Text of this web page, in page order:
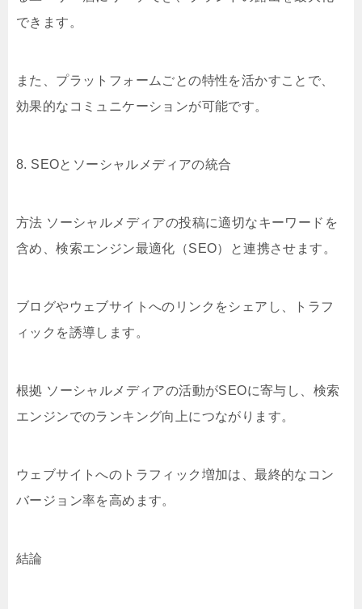
できます。
また、プラットフォームごとの特性を活かすことで、
効果的なコミュニケーションが可能です。
8. SEOとソーシャルメディアの統合
方法 ソーシャルメディアの投稿に適切なキーワードを
含め、検索エンジン最適化（SEO）と連携させます。
ブログやウェブサイトへのリンクをシェアし、トラフ
ィックを誘導します。
根拠 ソーシャルメディアの活動がSEOに寄与し、検索
エンジンでのランキング向上につながります。
ウェブサイトへのトラフィック増加は、最終的なコン
バージョン率を高めます。
結論